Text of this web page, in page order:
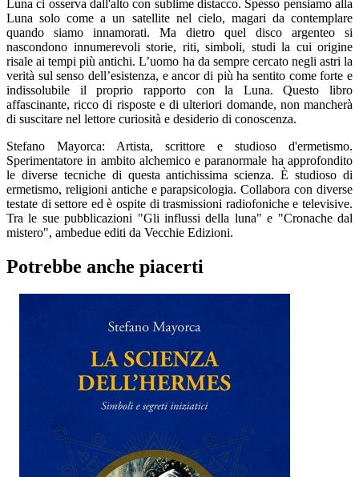
Luna ci osserva dall'alto con sublime distacco. Spesso pensiamo alla
Luna solo come a un satellite nel cielo, magari da contemplare
quando siamo innamorati. Ma dietro quel disco argenteo si
nascondono innumerevoli storie, riti, simboli, studi la cui origine
risale ai tempi più antichi. L’uomo ha da sempre cercato negli astri la
verità sul senso dell’esistenza, e ancor di più ha sentito come forte e
indissolubile il proprio rapporto con la Luna. Questo libro
affascinante, ricco di risposte e di ulteriori domande, non mancherà
di suscitare nel lettore curiosità e desiderio di conoscenza.
Stefano Mayorca: Artista, scrittore e studioso d'ermetismo.
Sperimentatore in ambito alchemico e paranormale ha approfondito
le diverse tecniche di questa antichissima scienza. È studioso di
ermetismo, religioni antiche e parapsicologia. Collabora con diverse
testate di settore ed è ospite di trasmissioni radiofoniche e televisive.
Tra le sue pubblicazioni "Gli influssi della luna" e "Cronache dal
mistero", ambedue editi da Vecchie Edizioni.
Potrebbe anche piacerti